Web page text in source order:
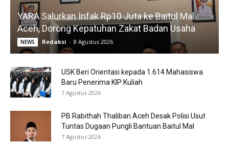
YARA Salurkan Infak Rp10 Juta ke Baitul Mal
Aceh, Dorong Kepatuhan Zakat Badan Usaha
NEWS Redaksi - 8 Agustus 2026
USK Beri Orientasi kepada 1.614 Mahasiswa
Baru Penerima KIP Kuliah
7 Agustus 2026
PB Rabithah Thaliban Aceh Desak Polisi Usut
Tuntas Dugaan Pungli Bantuan Baitul Mal
7 Agustus 2026